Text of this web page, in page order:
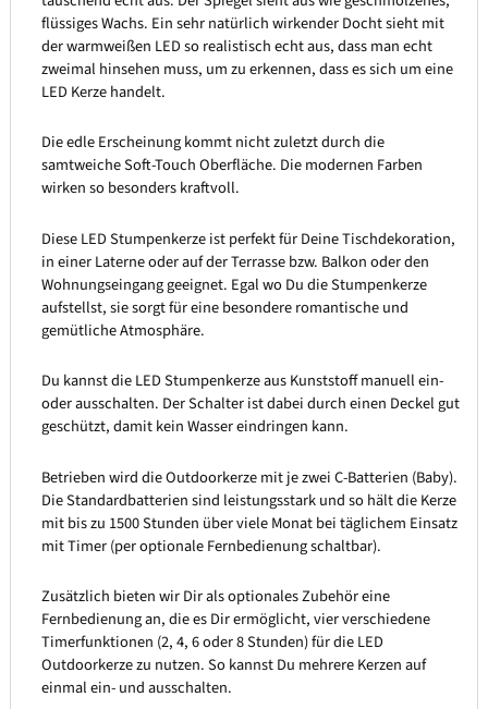
flüssiges Wachs. Ein sehr natürlich wirkender Docht sieht mit
der warmweißen LED so realistisch echt aus, dass man echt
zweimal hinsehen muss, um zu erkennen, dass es sich um eine
LED Kerze handelt.
Die edle Erscheinung kommt nicht zuletzt durch die
samtweiche Soft-Touch Oberfläche. Die modernen Farben
wirken so besonders kraftvoll.
Diese LED Stumpenkerze ist perfekt für Deine Tischdekoration,
in einer Laterne oder auf der Terrasse bzw. Balkon oder den
Wohnungseingang geeignet. Egal wo Du die Stumpenkerze
aufstellst, sie sorgt für eine besondere romantische und
gemütliche Atmosphäre.
Du kannst die LED Stumpenkerze aus Kunststoff manuell ein-
oder ausschalten. Der Schalter ist dabei durch einen Deckel gut
geschützt, damit kein Wasser eindringen kann.
Betrieben wird die Outdoorkerze mit je zwei C-Batterien (Baby).
Die Standardbatterien sind leistungsstark und so hält die Kerze
mit bis zu 1500 Stunden über viele Monat bei täglichem Einsatz
mit Timer (per optionale Fernbedienung schaltbar).
Zusätzlich bieten wir Dir als optionales Zubehör eine
Fernbedienung an, die es Dir ermöglicht, vier verschiedene
Timerfunktionen (2, 4, 6 oder 8 Stunden) für die LED
Outdoorkerze zu nutzen. So kannst Du mehrere Kerzen auf
einmal ein- und ausschalten.